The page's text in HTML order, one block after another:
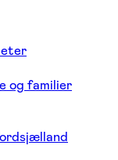
og familier